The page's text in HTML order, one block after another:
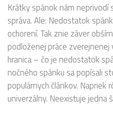
Krátky spánok nám neprivodí
správa. Ale: Nedostatok
ochorení. Tak znie záver
podloženej práce zverejnenej
hranica – čo je nedostatok
nočného spánku sa popísali
populárnych článkov. Napriek
univerzálny. Neexistuje jedna